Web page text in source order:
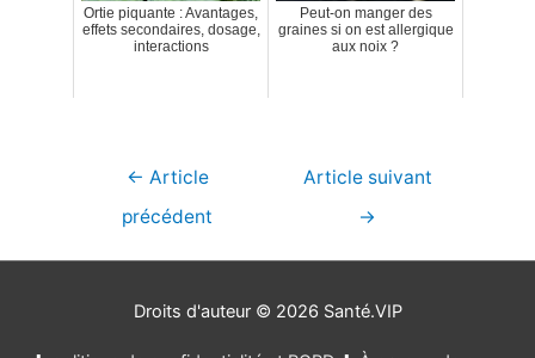
Ortie piquante : Avantages,
effets secondaires, dosage,
interactions
Peut-on manger des
graines si on est allergique
aux noix ?
Navigation
← Article
précédent
Article suivant
→
Droits d'auteur © 2026 Santé.VIP